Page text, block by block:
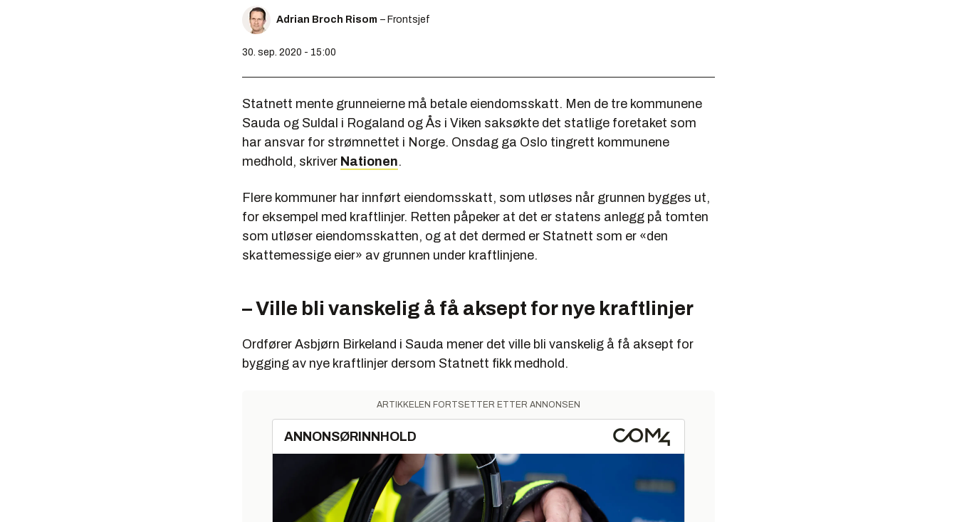
Adrian Broch Risom – Frontsjef
30. sep. 2020 - 15:00
Statnett mente grunneierne må betale eiendomsskatt. Men de tre kommunene
Sauda og Suldal i Rogaland og Ås i Viken saksøkte det statlige foretaket som
har ansvar for strømnettet i Norge. Onsdag ga Oslo tingrett kommunene
medhold, skriver Nationen.
Flere kommuner har innført eiendomsskatt, som utløses når grunnen bygges ut,
for eksempel med kraftlinjer. Retten påpeker at det er statens anlegg på tomten
som utløser eiendomsskatten, og at det dermed er Statnett som er «den
skattemessige eier» av grunnen under kraftlinjene.
– Ville bli vanskelig å få aksept for nye kraftlinjer
Ordfører Asbjørn Birkeland i Sauda mener det ville bli vanskelig å få aksept for
bygging av nye kraftlinjer dersom Statnett fikk medhold.
ARTIKKELEN FORTSETTER ETTER ANNONSEN
ANNONSØRINNHOLD